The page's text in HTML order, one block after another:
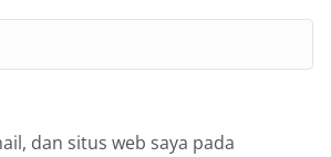
dan situs web saya pada